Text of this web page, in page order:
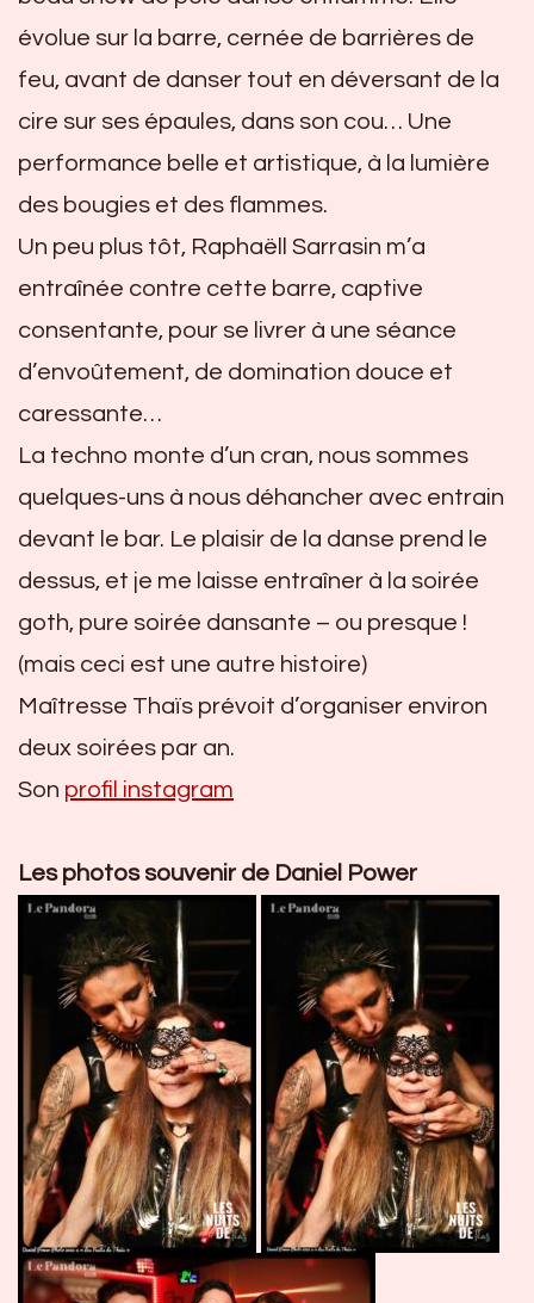
évolue sur la barre, cernée de barrières de
feu, avant de danser tout en déversant de la
cire sur ses épaules, dans son cou… Une
performance belle et artistique, à la lumière
des bougies et des flammes.
Un peu plus tôt, Raphaëll Sarrasin m’a
entraînée contre cette barre, captive
consentante, pour se livrer à une séance
d’envoûtement, de domination douce et
caressante…
La techno monte d’un cran, nous sommes
quelques-uns à nous déhancher avec entrain
devant le bar. Le plaisir de la danse prend le
dessus, et je me laisse entraîner à la soirée
goth, pure soirée dansante – ou presque !
(mais ceci est une autre histoire)
Maîtresse Thaïs prévoit d’organiser environ
deux soirées par an.
Son profil instagram
Les photos souvenir de Daniel Power